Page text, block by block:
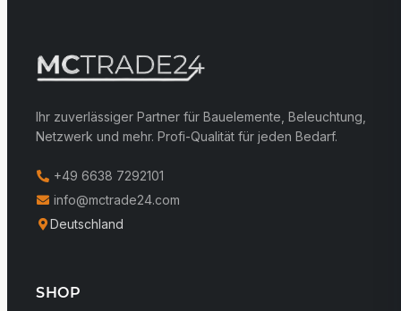
Ihr zuverlässiger Partner für Bauelemente, Beleuchtung,
Netzwerk und mehr. Profi-Qualität für jeden Bedarf.
+49 6638 7292101
info@mctrade24.com
Deutschland
SHOP